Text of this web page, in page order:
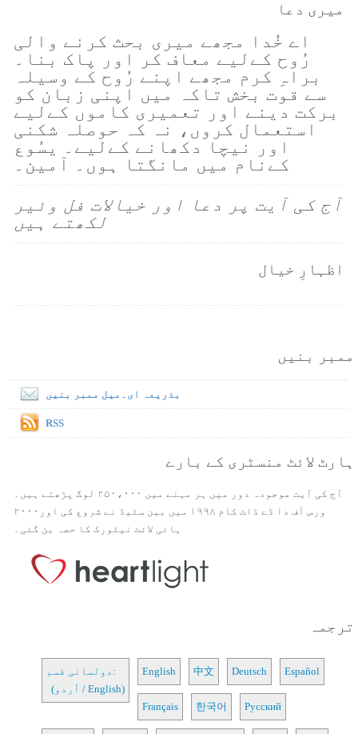
میری دعا
اے خُدا مجھے میری بحث کرنے والی
رُوح کےلیے معاف کر اور پاک بنا۔
براہِ کرم مجھے اپنے رُوح کے وسیلہ
سے قوت بخش تاکہ میں اپنی زبان کو
برکت دینے اور تعمیری کاموں کےلیے
استعمال کروں، نہ کہ حوصلہ شکنی
اور نیچا دکھانے کےلیے۔ یسُوع
کےنام میں مانگتا ہوں۔ آمین۔
آج کی آیت پر دعا اور خیالات فل وئیر
لکھتے ہیں
اظہارِ خیال
ممبر بنیں
بذریعہ ای۔میل ممبر بنیں
RSS
ہارٹ لائٹ منسٹری کے بارے
آج کی آیت موجودہ دور میں ہر مہنے میں ۲۵۰،۰۰۰ لوگ پڑھتے ہیں۔
ورس آف دا ڈے ڈاٹ کام ۱۹۹۸ میں بین سٹیڈ نے شروع کی اور۲۰۰۰
ہائی لائٹ نیٹورک کا حصہ بن گئی۔
ترجمہ
دولسانی قسم:
(اُردو / English)
English 中文 Deutsch Español
Français 한국어 Русский